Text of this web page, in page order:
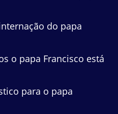
do papa
o papa Francisco está
para o papa